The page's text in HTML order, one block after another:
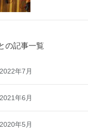
の記事一覧
2022年7月
2021年6月
2020年5月